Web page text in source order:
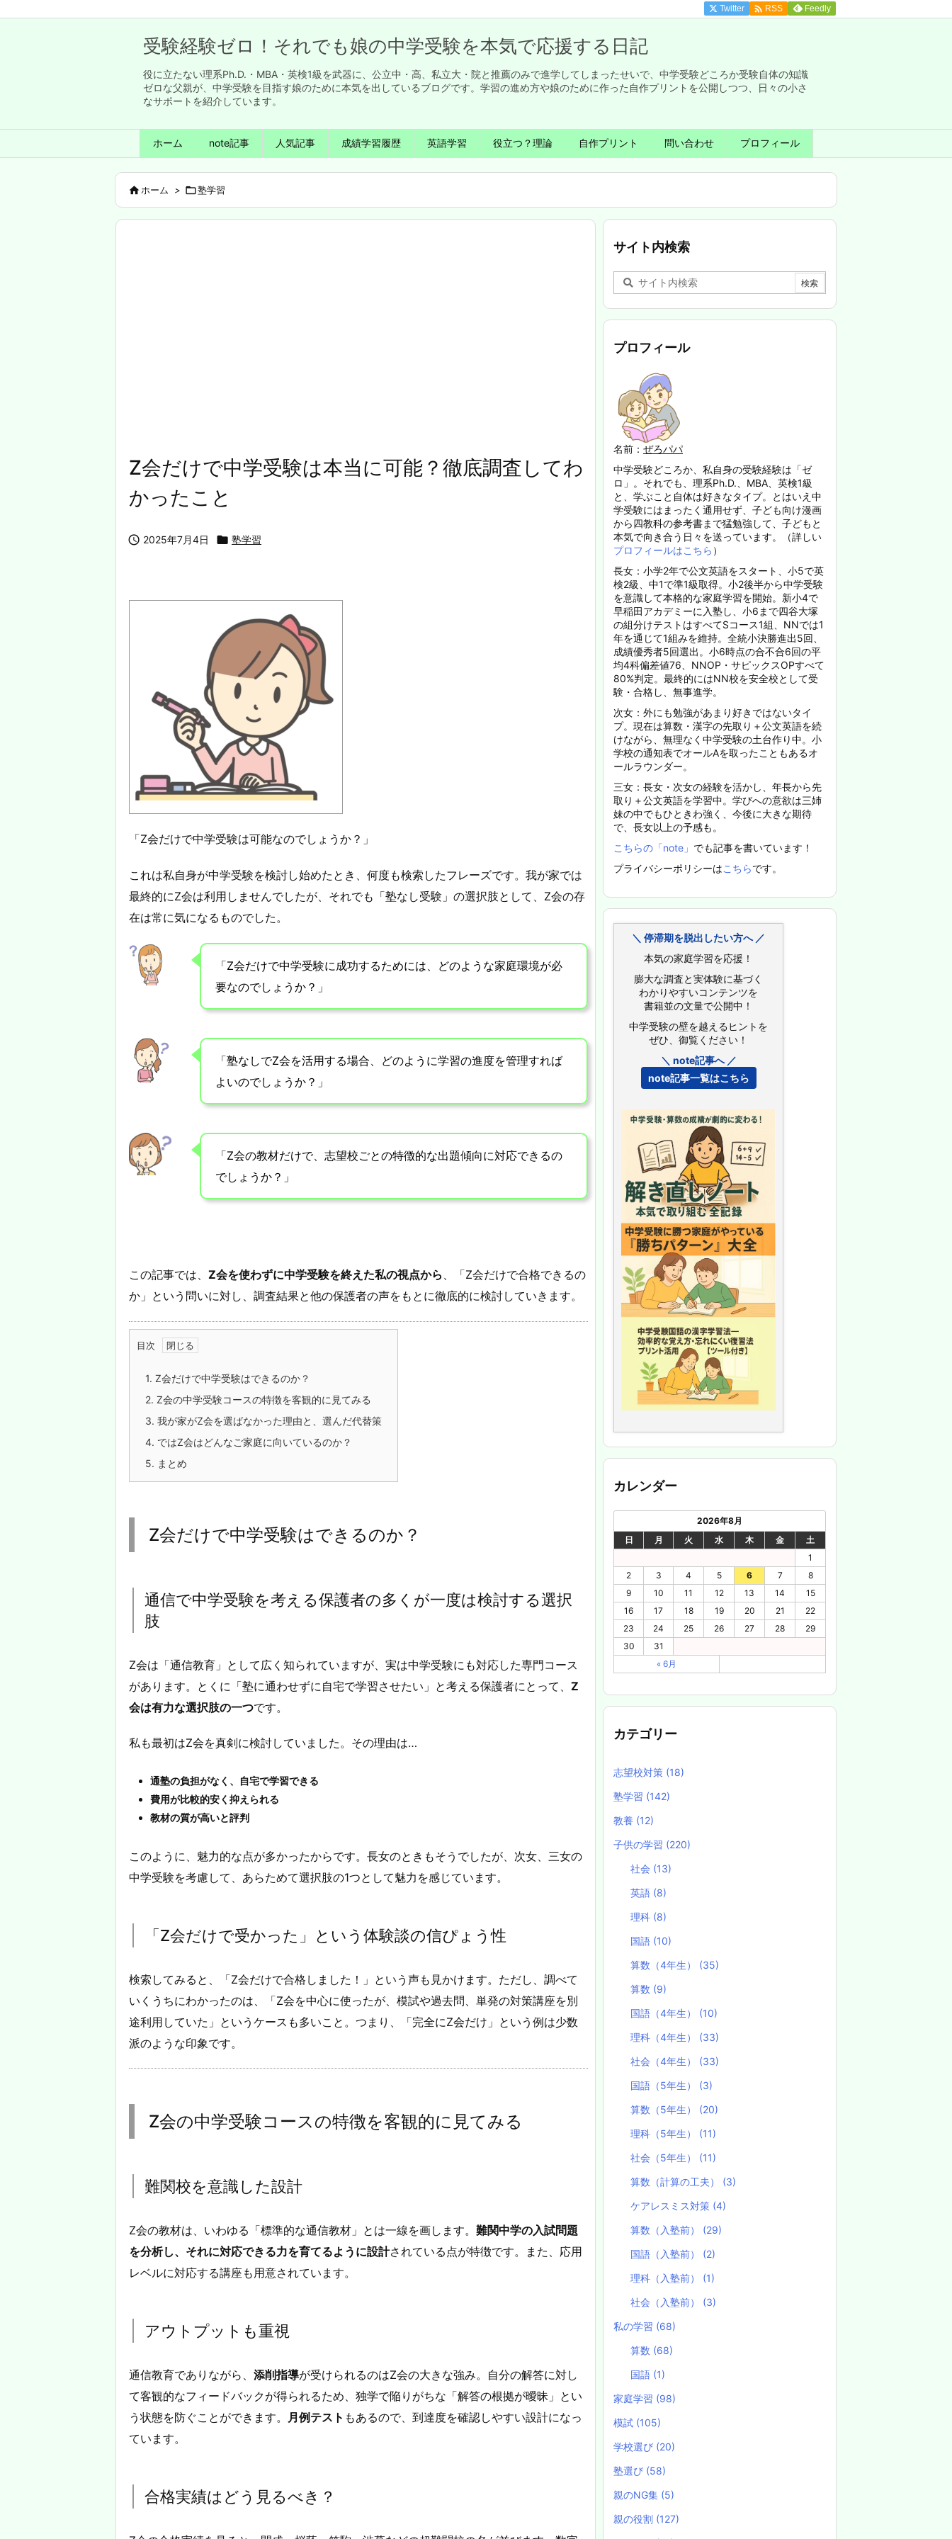
受験経験ゼロ！それでも娘の中学受験を本気で応援する日記
役に立たない理系Ph.D.・MBA・英検1級を武器に、公立中・高、私立大・院と推薦のみで進学してしまったせいで、中学受験どころか受験自体の知識
ゼロな父親が、中学受験を目指す娘のために本気を出しているブログです。学習の進め方や娘のために作った自作プリントを公開しつつ、日々の小さ
なサポートを紹介しています。
ホーム note記事 人気記事 成績学習履歴 英語学習 役立つ？理論 自作プリント 問い合わせ プロフィール
Twitter  RSS Feedly
ホーム > 塾学習
Z会だけで中学受験は本当に可能？徹底調査してわ
かったこと
 2025年7月4日  塾学習
「Z会だけで中学受験は可能なのでしょうか？」
これは私自身が中学受験を検討し始めたとき、何度も検索したフレーズです。我が家では
最終的にZ会は利用しませんでしたが、それでも「塾なし受験」の選択肢として、Z会の存
在は常に気になるものでした。
「Z会だけで中学受験に成功するためには、どのような家庭環境が必
要なのでしょうか？」
「塾なしでZ会を活用する場合、どのように学習の進度を管理すれば
よいのでしょうか？」
「Z会の教材だけで、志望校ごとの特徴的な出題傾向に対応できるの
でしょうか？」
この記事では、 Z会を使わずに中学受験を終えた私の視点から 、「Z会だけで合格できるの
か」という問いに対し、調査結果と他の保護者の声をもとに徹底的に検討していきます。
目次
1. Z会だけで中学受験はできるのか？
2. Z会の中学受験コースの特徴を客観的に見てみる
3. 我が家がZ会を選ばなかった理由と、選んだ代替策
4. ではZ会はどんなご家庭に向いているのか？
5. まとめ
Z会だけで中学受験はできるのか？
通信で中学受験を考える保護者の多くが一度は検討する選択
肢
Z会は「通信教育」として広く知られていますが、実は中学受験にも対応した専門コース
があります。とくに「塾に通わせずに自宅で学習させたい」と考える保護者にとって、 Z
会は有力な選択肢の一つです。
私も最初はZ会を真剣に検討していました。その理由は…
通塾の負担がなく、自宅で学習できる
費用が比較的安く抑えられる
教材の質が高いと評判
このように、魅力的な点が多かったからです。長女のときもそうでしたが、次女、三女の
中学受験を考慮して、あらためて選択肢の1つとして魅力を感じています。
「Z会だけで受かった」という体験談の信ぴょう性
検索してみると、「Z会だけで合格しました！」という声も見かけます。ただし、調べて
いくうちにわかったのは、「Z会を中心に使ったが、模試や過去問、単発の対策講座を別
途利用していた」というケースも多いこと。つまり、「完全にZ会だけ」という例は少数
派のような印象です。
Z会の中学受験コースの特徴を客観的に見てみる
難関校を意識した設計
Z会の教材は、いわゆる「標準的な通信教材」とは一線を画します。 難関中学の入試問題
を分析し、それに対応できる力を育てるように設計されている点が特徴です。また、応用
レベルに対応する講座も用意されています。
アウトプットも重視
通信教育でありながら、 添削指導が受けられるのはZ会の大きな強み。自分の解答に対し
て客観的なフィードバックが得られるため、独学で陥りがちな「解答の根拠が曖昧」とい
う状態を防ぐことができます。 月例テスト もあるので、到達度を確認しやすい設計になっ
ています。
合格実績はどう見るべき？
サイト内検索
プロフィール
名前： ぜろパパ
中学受験どころか、私自身の受験経験は「ゼ
ロ」。それでも、理系Ph.D.、MBA、英検1級
と、学ぶこと自体は好きなタイプ。とはいえ中
学受験にはまったく通用せず、子ども向け漫画
から四教科の参考書まで猛勉強して、子どもと
本気で向き合う日々を送っています。（詳しい
プロフィールはこちら ）
長女：小学2年で公文英語をスタート、小5で英
検2級、中1で準1級取得。小2後半から中学受験
を意識して本格的な家庭学習を開始。新小4で
早稲田アカデミーに入塾し、小6まで四谷大塚
の組分けテストはすべてSコース1組、NNでは1
年を通じて1組みを維持。全統小決勝進出5回、
成績優秀者5回選出。小6時点の合不合6回の平
均4科偏差値76、NNOP・サピックスOPすべて
80%判定。最終的にはNN校を安全校として受
験・合格し、無事進学。
次女：外にも勉強があまり好きではないタイ
プ。現在は算数・漢字の先取り＋公文英語を続
けながら、無理なく中学受験の土台作り中。小
学校の通知表でオールAを取ったこともあるオ
ールラウンダー。
三女：長女・次女の経験を活かし、年長から先
取り＋公文英語を学習中。学びへの意欲は三姉
妹の中でもひときわ強く、今後に大きな期待
で、長女以上の予感も。
こちらの「note」 でも記事を書いています！
プライバシーポリシーはこちらです。
＼ 停滞期を脱出したい方へ ／
本気の家庭学習を応援！
膨大な調査と実体験に基づく
わかりやすいコンテンツを
書籍並の文量で公開中！
中学受験の壁を越えるヒントを
ぜひ、御覧ください！
＼ note記事へ ／
note記事一覧はこちら
カレンダー
2026年8月
日
月 火 水 木 金
土
1
2
3 4 5 6 7
8
9
10 11 12 13 14
15
16
17 18 19 20 21
22
23
24 25 26 27 28
29
30
31
« 6月
カテゴリー
志望校対策 (18)
塾学習 (142)
教養 (12)
子供の学習 (220)
社会 (13)
英語 (8)
理科 (8)
国語 (10)
算数（4年生） (35)
算数 (9)
国語（4年生） (10)
理科（4年生） (33)
社会（4年生） (33)
国語（5年生） (3)
算数（5年生） (20)
理科（5年生） (11)
社会（5年生） (11)
算数（計算の工夫） (3)
ケアレスミス対策 (4)
算数（入塾前） (29)
国語（入塾前） (2)
理科（入塾前） (1)
社会（入塾前） (3)
私の学習 (68)
算数 (68)
国語 (1)
家庭学習 (98)
模試 (105)
学校選び (20)
塾選び (58)
親のNG集 (5)
親の役割 (127)